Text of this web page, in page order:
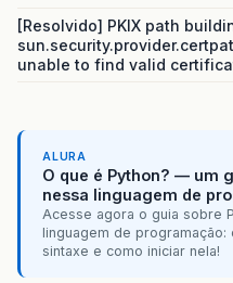
[Resolvido] PKIX path
unable to find valid
ALURA
O que é Python? — um
nessa linguagem de
Acesse agora o guia sobre
linguagem de
sintaxe e como iniciar nela!